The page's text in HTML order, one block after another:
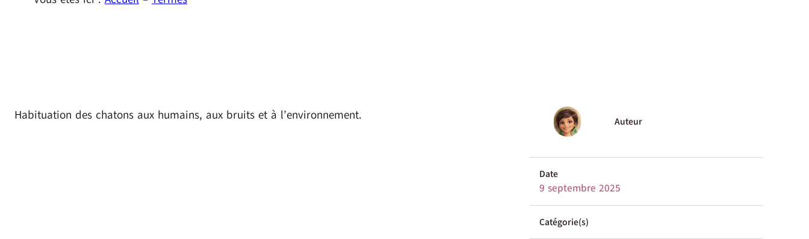
Habituation des chatons aux humains, aux bruits et à l’environnement. Auteur
Date
9 septembre 2025
Catégorie(s)